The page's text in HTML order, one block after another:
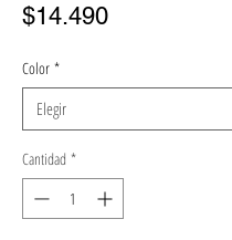
$14.490Precio
Color *
Cantidad *